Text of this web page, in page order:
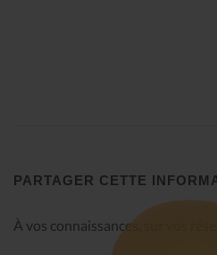
PARTAGER CETTE
À vos connaissances, sur vos